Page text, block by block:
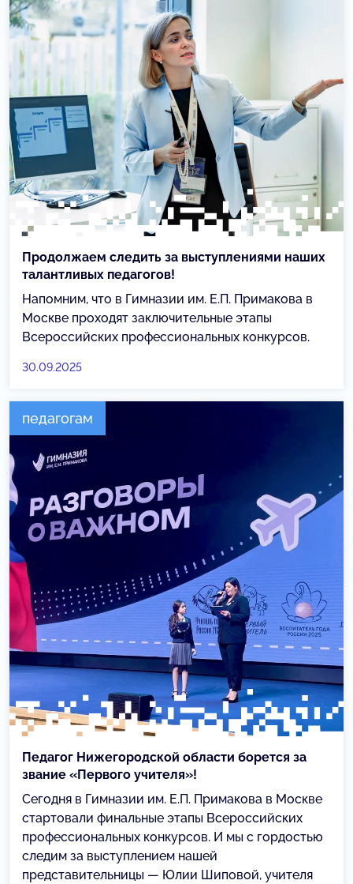
Продолжаем следить за выступлениями наших
талантливых педагогов!
Напомним, что в Гимназии им. Е.П. Примакова в
Москве проходят заключительные этапы
Всероссийских профессиональных конкурсов.
30.09.2025
педагогам
Педагог Нижегородской области борется за
звание «Первого учителя»!
Сегодня в Гимназии им. Е.П. Примакова в Москве
стартовали финальные этапы Всероссийских
профессиональных конкурсов. И мы с гордостью
следим за выступлением нашей
представительницы — Юлии Шиповой, учителя